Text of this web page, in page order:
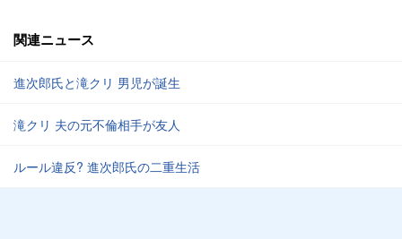
関連ニュース
進次郎氏と滝クリ 男児が誕生
滝クリ 夫の元不倫相手が友人
ルール違反? 進次郎氏の二重生活